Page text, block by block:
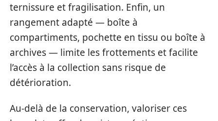
ternissure et fragilisation. Enfin, un
rangement adapté — boîte à
compartiments, pochette en tissu ou boîte à
archives — limite les frottements et facilite
l’accès à la collection sans risque de
détérioration.
Au-delà de la conservation, valoriser ces